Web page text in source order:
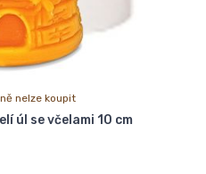
nelze koupit
úl se včelami 10 cm